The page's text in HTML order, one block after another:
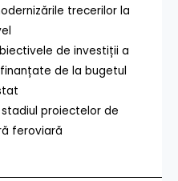
trecerilor la
de investiții a
de la bugetul
proiectelor de
feroviară